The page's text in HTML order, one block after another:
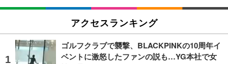
アクセスランキング
ゴルフクラブで襲撃、BLACKPINKの10周年イ
ベントに激怒したファンの説も…YG本社で女